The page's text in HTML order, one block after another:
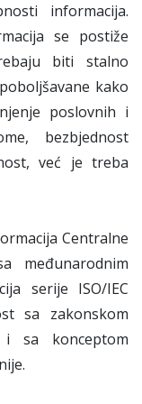
informacija.
se postiže
biti stalno
kako
poslovnih i
bezbjednost
već je treba
Centralne
međunarodnim
serije ISO/IEC
sa zakonskom
sa konceptom